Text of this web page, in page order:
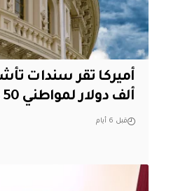
ألف دولار لمواطني 50 دولة
قبل 6 أيام